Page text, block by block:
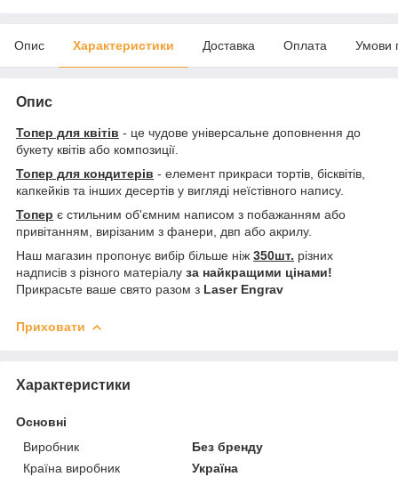
Опис Характеристики Доставка Оплата Умови
Опис
Топер для квітів - це чудове універсальне доповнення до
букету квітів або композиції.
Топер для кондитерів - елемент прикраси тортів, бісквітів,
капкейків та інших десертів у вигляді неїстівного напису.
Топер є стильним об'ємним написом з побажанням або
привітанням, вирізаним з фанери, двп або акрилу.
Наш магазин пропонує вибір більше ніж 350шт. різних
надписів з різного матеріалу за найкращими цінами!
Прикрасьте ваше свято разом з Laser Engrav
Приховати
Характеристики
Основні
Виробник
Без бренду
Країна виробник
Україна